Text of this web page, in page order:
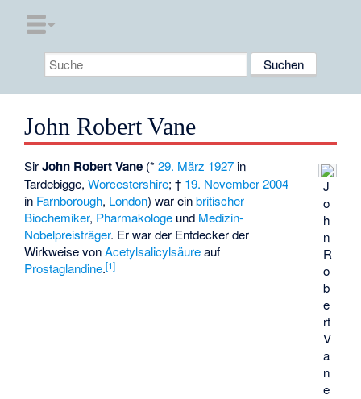
John Robert Vane
J
o
h
n
R
o
b
e
rt
V
a
n
e
SirJohn Robert Vane (*29. März 1927 in
Tardebigge,Worcestershire; † 19. November 2004
in Farnborough, London) war einbritischer
Biochemiker, Pharmakologe und Medizin-
Nobelpreisträger. Er war der Entdecker der
Wirkweise vonAcetylsalicylsäureauf
Prostaglandine.[1]